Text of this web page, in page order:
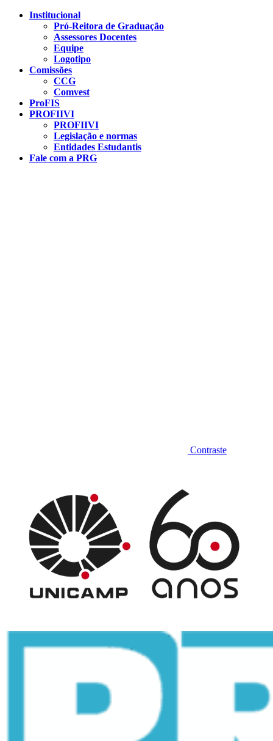
Conteúdo principal
Institucional
Pró-Reitora de Graduação
Assessores Docentes
Equipe
Logotipo
Comissões
CCG
Comvest
ProFIS
PROFIIVI
PROFIIVI
Legislação e normas
Entidades Estudantis
Fale com a PRG
Contraste